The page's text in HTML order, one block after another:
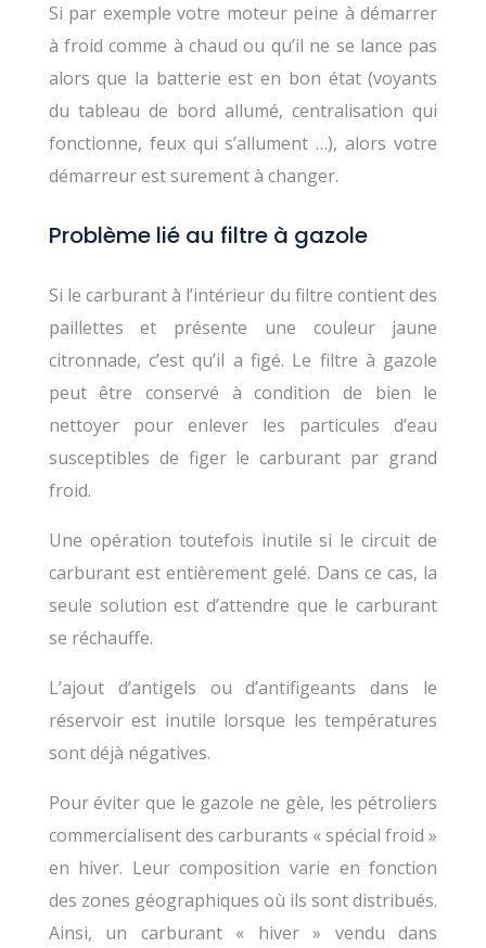
Si par exemple votre moteur peine à démarrer
à froid comme à chaud ou qu’il ne se lance pas
alors que la batterie est en bon état (voyants
du tableau de bord allumé, centralisation qui
fonctionne, feux qui s’allument …), alors votre
démarreur est surement à changer.
Problème lié au filtre à gazole
Si le carburant à l’intérieur du filtre contient des
paillettes et présente une couleur jaune
citronnade, c’est qu’il a figé. Le filtre à gazole
peut être conservé à condition de bien le
nettoyer pour enlever les particules d’eau
susceptibles de figer le carburant par grand
froid.
Une opération toutefois inutile si le circuit de
carburant est entièrement gelé. Dans ce cas, la
seule solution est d’attendre que le carburant
se réchauffe.
L’ajout d’antigels ou d’antifigeants dans le
réservoir est inutile lorsque les températures
sont déjà négatives.
Pour éviter que le gazole ne gèle, les pétroliers
commercialisent des carburants « spécial froid »
en hiver. Leur composition varie en fonction
des zones géographiques où ils sont distribués.
Ainsi, un carburant « hiver » vendu dans